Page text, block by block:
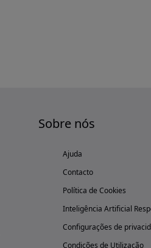
Sobre nós
Ajuda
Contacto
Política de Cookies
Inteligência Artificial
Configurações de
Condições de Utilização